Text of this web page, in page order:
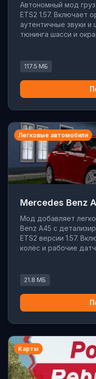
Автономный мод
ETS2 1.57. Включает
аутентичные звуки
тюнинга шасси и
117.5 МБ
Легковые автомобили
Mercedes Benz
Мод добавляет
Benz A45 с
ETS2 версии 1.57.
колёс и рабочие
21.8 МБ
Карты